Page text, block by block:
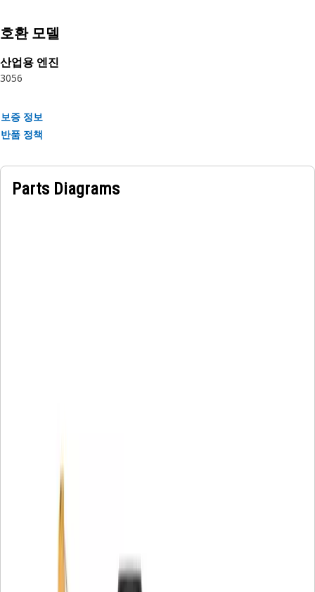
호환 모델
산업용 엔진
3056
보증 정보
반품 정책
Parts Diagrams